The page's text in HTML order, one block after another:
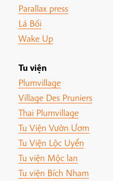
Parallax press
Lá Bối
Wake Up
Tu viện
Plumvillage
Village Des Pruniers
Thai Plumvillage
Tu Viện Vườn Ươm
Tu Viện Lộc Uyển
Tu viện Mộc lan
Tu viện Bích Nham